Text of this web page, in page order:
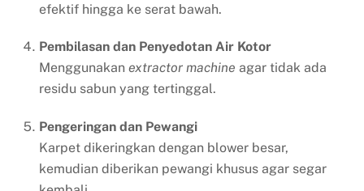
efektif hingga ke serat bawah.
Pembilasan dan Penyedotan Air Kotor
Menggunakan extractor machine agar tidak ada
residu sabun yang tertinggal.
Pengeringan dan Pewangi
Karpet dikeringkan dengan blower besar,
kemudian diberikan pewangi khusus agar segar